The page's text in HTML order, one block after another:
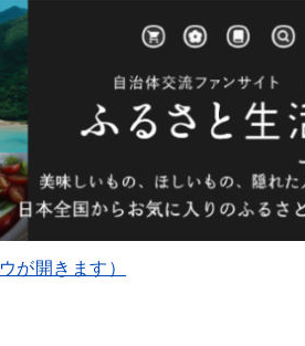
が開きます）